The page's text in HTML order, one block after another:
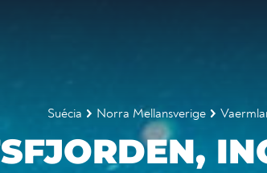
Suécia Norra Mellansverige